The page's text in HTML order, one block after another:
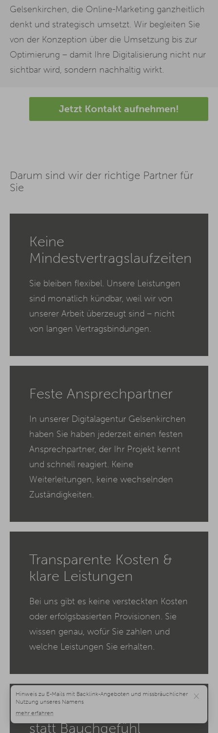
Gelsenkirchen, die Online-Marketing ganzheitlich
denkt und strategisch umsetzt. Wir begleiten Sie
von der Konzeption über die Umsetzung bis zur
Optimierung – damit Ihre Digitalisierung nicht nur
sichtbar wird, sondern nachhaltig wirkt.
Jetzt Kontakt aufnehmen!
Darum sind wir der richtige Partner für
Sie
Keine
Mindestvertragslaufzeiten
Sie bleiben flexibel. Unsere Leistungen
sind monatlich kündbar, weil wir von
unserer Arbeit überzeugt sind – nicht
von langen Vertragsbindungen.
Feste Ansprechpartner
In unserer Digitalagentur Gelsenkirchen
haben Sie haben jederzeit einen festen
Ansprechpartner, der Ihr Projekt kennt
und schnell reagiert. Keine
Weiterleitungen, keine wechselnden
Zuständigkeiten.
Transparente Kosten &
klare Leistungen
Bei uns gibt es keine versteckten Kosten
oder erfolgsbasierten Provisionen. Sie
wissen genau, wofür Sie zahlen und
welche Leistungen Sie erhalten.
Messbare Ergebnisse
statt Bauchgefühl
×